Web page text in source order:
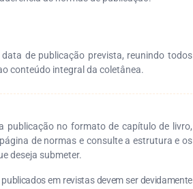
de publicação prevista, reunindo todos
conteúdo integral da coletânea.
publicação no formato de capítulo de livro,
de normas e consulte a estrutura e os
deseja submeter.
em revistas devem ser devidamente